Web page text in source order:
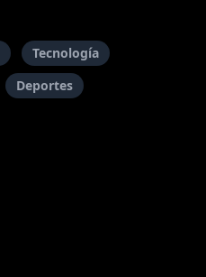
Tecnología
Deportes